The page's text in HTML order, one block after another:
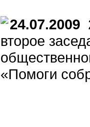
24.07.2009
второе
«Помоги